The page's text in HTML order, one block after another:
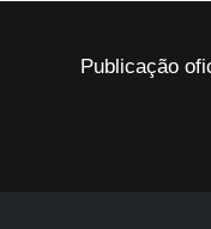
Publicação